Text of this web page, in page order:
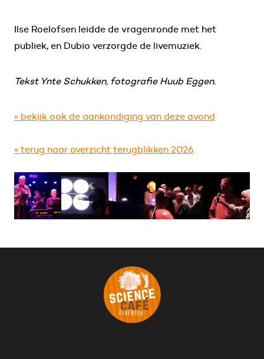
Ilse Roelofsen leidde de vragenronde met het
publiek, en Dubio verzorgde de livemuziek.
Tekst Ynte Schukken, fotografie Huub Eggen.
« bekijk ook de aankondiging van deze avond
« terug naar overzicht terugblikken 2026